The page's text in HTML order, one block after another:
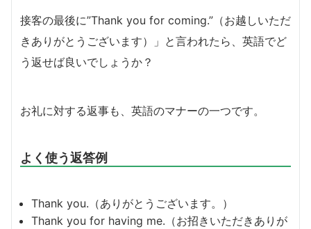
接客の最後に”Thank you for coming.”（お越しいただ
きありがとうございます）」と言われたら、英語でど
う返せば良いでしょうか？
お礼に対する返事も、英語のマナーの一つです。
よく使う返答例
Thank you.（ありがとうございます。）
Thank you for having me.（お招きいただきありが